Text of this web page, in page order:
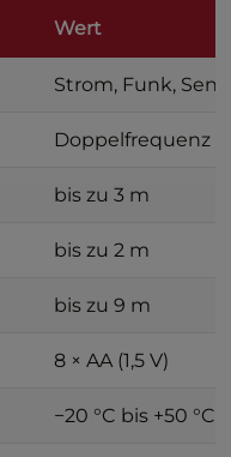
Wert
Strom, Funk,
Doppelfrequenz
bis zu 3 m
bis zu 2 m
bis zu 9 m
8 × AA (1,5 V)
−20 °C bis +50 °C